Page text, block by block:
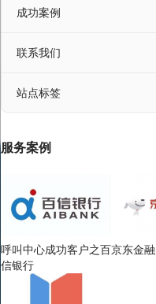
成功案例
联系我们
站点标签
服务案例
呼叫中心成功客户之百
信银行
京东金融